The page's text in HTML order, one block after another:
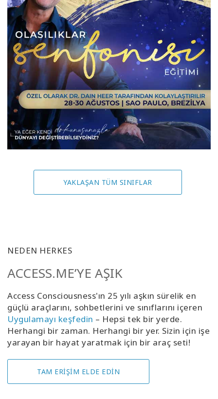
YAKLAŞAN TÜM SINIFLAR
NEDEN HERKES
ACCESS.ME’YE AŞIK
Access Consciousness'ın 25 yılı aşkın sürelik en
güçlü araçlarını, sohbetlerini ve sınıflarını içeren
Uygulamayı keşfedin – Hepsi tek bir yerde.
Herhangi bir zaman. Herhangi bir yer. Sizin için işe
yarayan bir hayat yaratmak için bir araç seti!
TAM ERİŞİM ELDE EDİN